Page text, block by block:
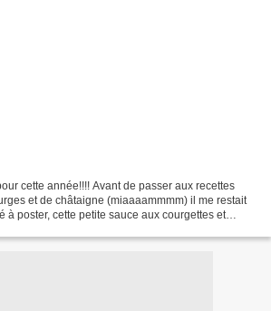
cette année!!!! Avant de passer aux recettes
et de châtaigne (miaaaammmm) il me restait
à poster, cette petite sauce aux courgettes et